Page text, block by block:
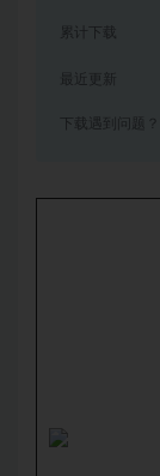
累计下载
下载遇到问题